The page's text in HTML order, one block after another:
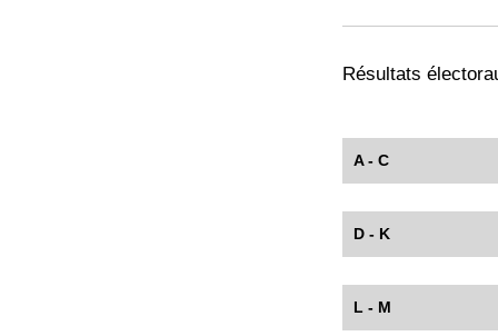
Résultats
A - C
D - K
L - M